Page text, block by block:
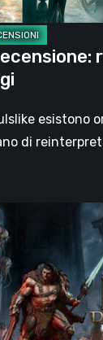
esistono
di